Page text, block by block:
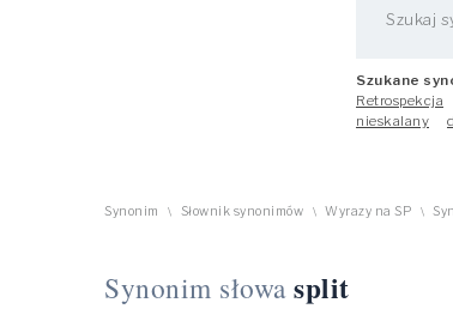
Szukane
Retrospekcja
nieskalany
Synonim \ Słownik synonimów \ Wyrazy na SP \
Synonim słowa split